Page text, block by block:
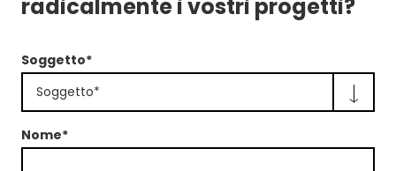
radicalmente i vostri progetti?
Soggetto*
Soggetto*
Nome*